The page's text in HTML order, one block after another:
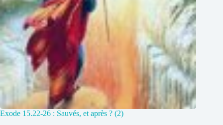
Exode 15.22-26 : Sauvés, et après ? (2)